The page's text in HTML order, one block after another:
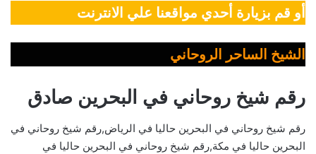
أو قم بزيارة أحدي مواقعنا علي الانترنت
الشيخ الساحر الروحاني
رقم شيخ روحاني في البحرين صادق
رقم شيخ روحاني في البحرين حاليا في الرياض,رقم شيخ روحاني في
البحرين حاليا في مكة,رقم شيخ روحاني في البحرين حاليا في